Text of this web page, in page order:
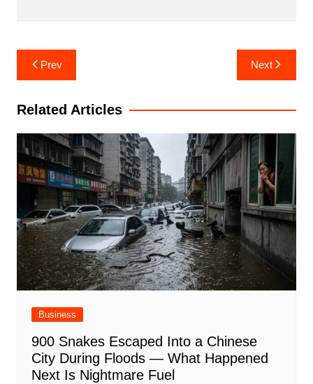
Post
navigation
Prev Next
Related Articles
Business
900 Snakes Escaped Into a Chinese
City During Floods — What Happened
Next Is Nightmare Fuel